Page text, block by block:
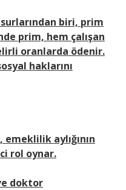
biri, prim
prim, hem çalışan
oranlarda ödenir.
haklarını
aylığının
rol oynar.
doktor